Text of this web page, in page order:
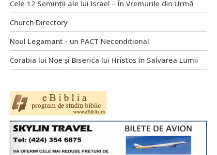
Cele 12 Seminții ale lui Israel – În Vremurile din Urmă
Church Directory
Noul Legamant - un PACT Neconditional
Corabia lui Noe și Biserica lui Hristos în Salvarea Lumii